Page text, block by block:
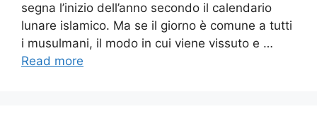
segna l’inizio dell’anno secondo il calendario
lunare islamico. Ma se il giorno è comune a tutti
i musulmani, il modo in cui viene vissuto e …
Read more